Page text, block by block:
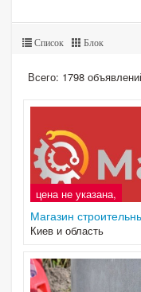
Список Блок
Всего: 1798
цена не указана,
Магазин
Киев и область